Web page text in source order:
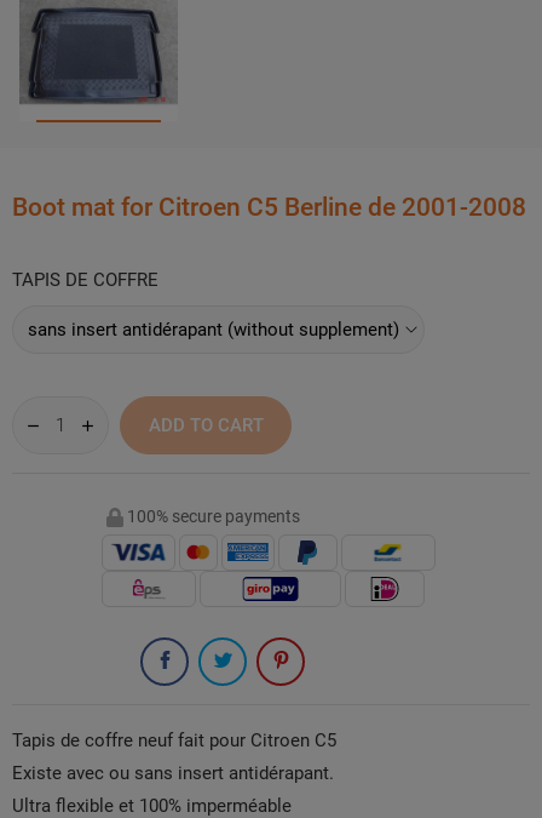
Boot mat for Citroen C5 Berline de 2001-2008
TAPIS DE COFFRE
ADD TO CART
100% secure payments
Tapis de coffre neuf fait pour Citroen C5
Existe avec ou sans insert antidérapant.
Ultra flexible et 100% imperméable